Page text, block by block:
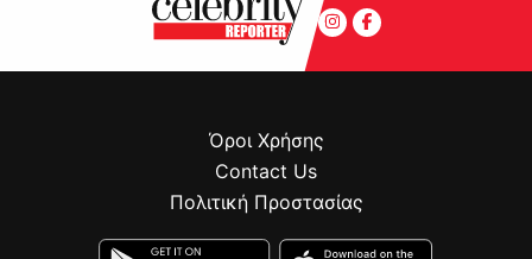
Όροι Χρήσης
Contact Us
Πολιτική Προστασίας